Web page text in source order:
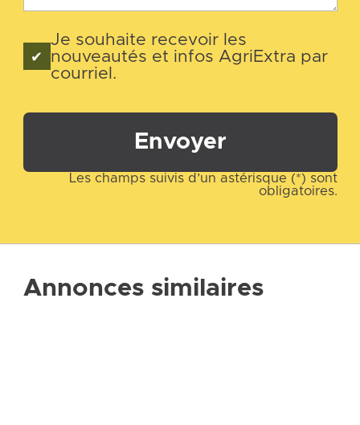
Je souhaite recevoir les
nouveautés et infos AgriExtra par
courriel.
Envoyer
Les champs suivis d’un astérisque (*) sont
obligatoires.
Annonces similaires